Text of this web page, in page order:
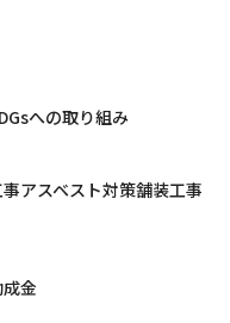
への取り組み
アスベスト対策舗装工事
金